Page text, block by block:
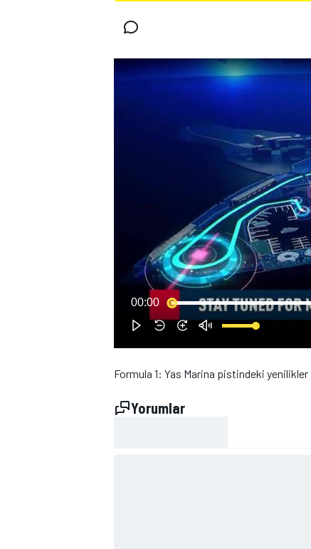
MOTOGP
WORLD SUPERBIKE
00:00
Formula 1: Yas Marina pistindeki yenilikler
Yorumlar